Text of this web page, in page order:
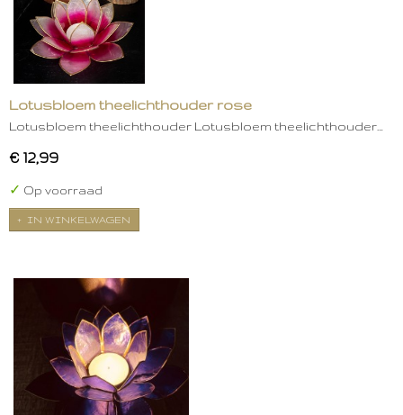
Lotusbloem theelichthouder rose
Lotusbloem theelichthouder Lotusbloem theelichthouder…
€ 12,99
✓ Op voorraad
IN WINKELWAGEN